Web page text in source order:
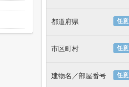
任意
都道府県
任意
市区町村
任意
建物名／部屋番号